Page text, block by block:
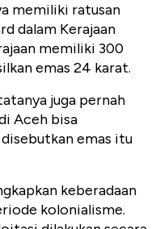
memiliki ratusan
dalam Kerajaan
memiliki 300
emas 24 karat.
juga pernah
Aceh bisa
disebutkan emas itu
keberadaan
kolonialisme.